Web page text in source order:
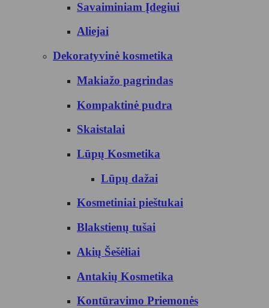
Savaiminiam Įdegiui
Aliejai
Dekoratyvinė kosmetika
Makiažo pagrindas
Kompaktinė pudra
Skaistalai
Lūpų Kosmetika
Lūpų dažai
Kosmetiniai pieštukai
Blakstienų tušai
Akių Šešėliai
Antakių Kosmetika
Kontūravimo Priemonės